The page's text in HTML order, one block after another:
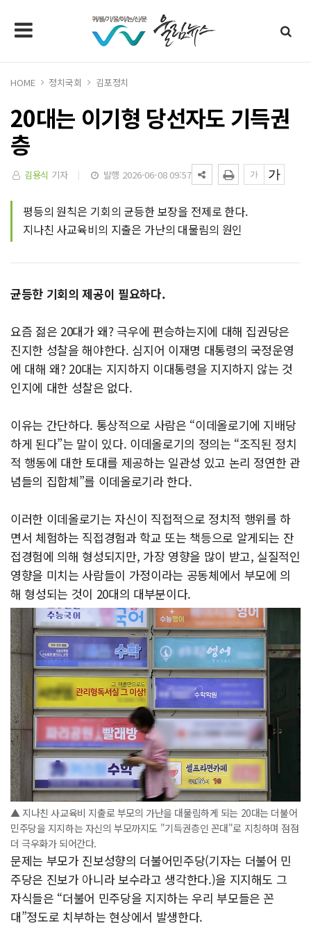
HOME 정치국회 김포정치
20대는 이기형 당선자도 기득권
층
김용식 기자 발행 2026-06-08 09:57
평등의 원칙은 기회의 균등한 보장을 전제로 한다.
지나친 사교육비의 지출은 가난의 대물림의 원인
균등한 기회의 제공이 필요하다.
요즘 젊은 20대가 왜? 극우에 편승하는지에 대해 집권당은
진지한 성찰을 해야한다. 심지어 이재명 대통령의 국정운영
에 대해 왜? 20대는 지지하지 이대통령을 지지하지 않는 것
인지에 대한 성찰은 없다.
이유는 간단하다. 통상적으로 사람은 “이데올로기에 지배당
하게 된다”는 말이 있다. 이데올로기의 정의는 “조직된 정치
적 행동에 대한 토대를 제공하는 일관성 있고 논리 정연한 관
념들의 집합체”를 이데올로기라 한다.
이러한 이데올로기는 자신이 직접적으로 정치적 행위를 하
면서 체험하는 직접경험과 학교 또는 책등으로 알게되는 잔
접경험에 의해 형성되지만, 가장 영향을 많이 받고, 실질적인
영향을 미치는 사람들이 가정이라는 공동체에서 부모에 의
해 형성되는 것이 20대의 대부분이다.
▲ 지나친 사교육비 지출로 부모의 가난을 대물림하게 되는 20대는 더불어
민주당을 지지하는 자신의 부모까지도 "기득권층인 꼰대"로 지칭하며 점점
더 극우화가 되어간다.
문제는 부모가 진보성향의 더불어민주당(기자는 더불어 민
주당은 진보가 아니라 보수라고 생각한다.)을 지지해도 그
자식들은 “더불어 민주당을 지지하는 우리 부모들은 꼰
대”정도로 치부하는 현상에서 발생한다.